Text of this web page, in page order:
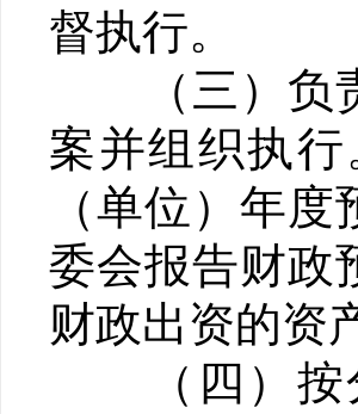
督执行。
（三）负责
案并组织执
（单位）年
委会报告财政
财政出资的资
（四）按分